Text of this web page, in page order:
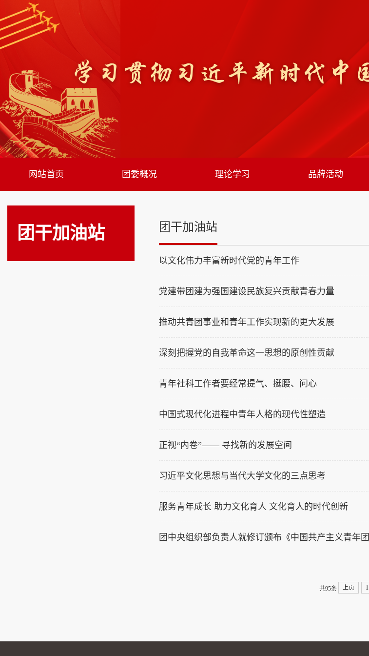
网站首页 团委概况 理论学习 品牌活动
团干加油站 团干加油站
以文化伟力丰富新时代党的青年工作
党建带团建为强国建设民族复兴贡献青春力量
推动共青团事业和青年工作实现新的更大发展
深刻把握党的自我革命这一思想的原创性贡献
青年社科工作者要经常提气、挺腰、问心
中国式现代化进程中青年人格的现代性塑造
正视“内卷”—— 寻找新的发展空间
习近平文化思想与当代大学文化的三点思考
服务青年成长 助力文化育人 文化育人的时代创新
共95条 上页 1